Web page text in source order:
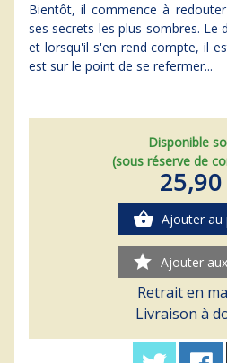
Bientôt, il commence à
ses secrets les plus sombres. Le
et lorsqu'il s'en rend compte, il
est sur le point de se refermer...
Disponible
(sous réserve de
shopping_basket Ajouter au
star Ajouter
Retrait en
Livraison à